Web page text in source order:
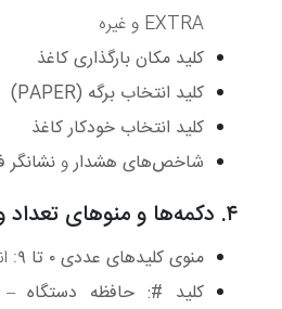
EXTRA و غیره
کلید مکان بارگذاری کاغذ
کلید انتخاب برگه (PAPER)
کلید انتخاب خودکار کاغذ
شاخص‌های هشدارونشانگر
۴. دکمه‌ها و منوهای تعداد و حافظه
منوی کلیدهای عددی ۰ تا ۹
:
کلید #: حافظه دستگاه–